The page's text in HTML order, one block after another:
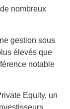
nombreux
gestion sous
élevés que
notable
Equity, un